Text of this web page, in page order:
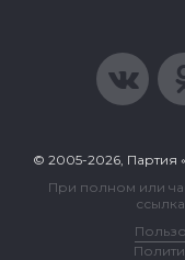
© 2005-2026, Партия
При полном или